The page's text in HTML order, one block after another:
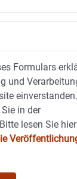
Formulars
und
in der
Bitte lesen Sie